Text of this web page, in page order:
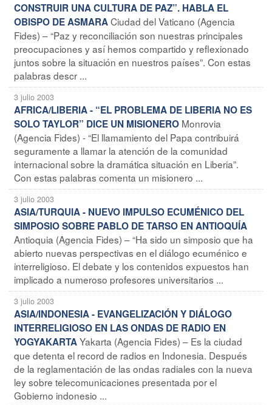
CONSTRUIR UNA CULTURA DE PAZ”. HABLA EL
OBISPO DE ASMARACiudad del Vaticano (Agencia
Fides) – “Paz y reconciliación son nuestras principales
preocupaciones y así hemos compartido y reflexionado
juntos sobre la situación en nuestros países”. Con estas
palabras descr ...
3 julio 2003
AFRICA/LIBERIA - “EL PROBLEMA DE LIBERIA NO ES
SOLO TAYLOR” DICE UN MISIONERO Monrovia
(Agencia Fides) - “El llamamiento del Papa contribuirá
seguramente a llamar la atención de la comunidad
internacional sobre la dramática situación en Liberia”.
Con estas palabras comenta un misionero ...
3 julio 2003
ASIA/TURQUIA - NUEVO IMPULSO ECUMÉNICO DEL
SIMPOSIO SOBRE PABLO DE TARSO EN ANTIOQUÍA
Antioquia (Agencia Fides) – “Ha sido un simposio que ha
abierto nuevas perspectivas en el diálogo ecuménico e
interreligioso. El debate y los contenidos expuestos han
implicado a numeroso profesores universitarios ...
3 julio 2003
ASIA/INDONESIA - EVANGELIZACIÓN Y DIÁLOGO
INTERRELIGIOSO EN LAS ONDAS DE RADIO EN
YOGYAKARTAYakarta (Agencia Fides) – Es la ciudad
que detenta el record de radios en Indonesia. Después
de la reglamentación de las ondas radiales con la nueva
ley sobre telecomunicaciones presentada por el
Gobierno indonesio ...